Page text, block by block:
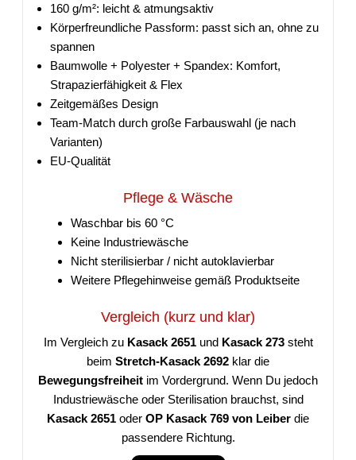
160 g/m²: leicht & atmungsaktiv
Körperfreundliche Passform: passt sich an, ohne zu
spannen
Baumwolle + Polyester + Spandex: Komfort,
Strapazierfähigkeit & Flex
Zeitgemäßes Design
Team-Match durch große Farbauswahl (je nach
Varianten)
EU-Qualität
Pflege & Wäsche
Waschbar bis 60 °C
Keine Industriewäsche
Nicht sterilisierbar / nicht autoklavierbar
Weitere Pflegehinweise gemäß Produktseite
Vergleich (kurz und klar)
Im Vergleich zu Kasack 2651und Kasack 273steht
beim Stretch-Kasack 2692 klar die
Bewegungsfreiheit im Vordergrund. Wenn Du jedoch
Industriewäsche oder Sterilisation brauchst, sind
Kasack 2651 oder OP Kasack 769 von Leiber die
passendere Richtung.